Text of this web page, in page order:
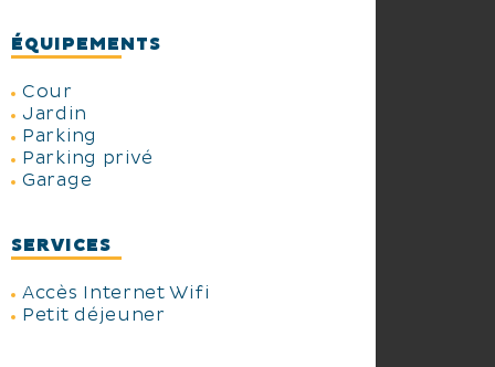
ÉQUIPEMENTS
Cour
Jardin
Parking
Parking privé
Garage
SERVICES
Accès Internet Wifi
Petit déjeuner